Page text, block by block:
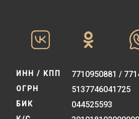
ИНН / КПП 7710950881 /
ОГРН 5137746041725
БИК 044525593